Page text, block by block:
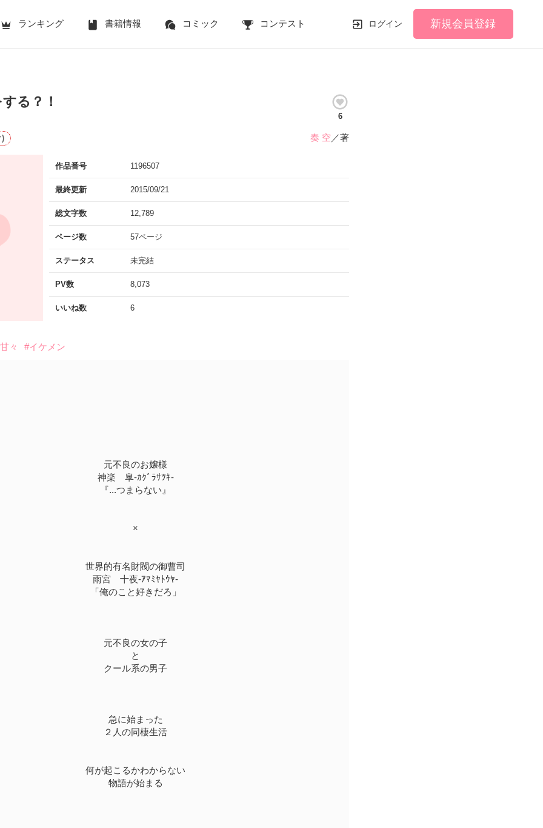
ランキング 書籍情報 コミック コンテスト ログイン 新規会員登録
る？！
6
) 奏 空 ／著
作品番号 1196507
最終更新 2015/09/21
総文字数 12,789
ページ数 57ページ
ステータス 未完結
PV数 8,073
いいね数 6
々 #イケメン
元不良のお嬢様
神楽 皐-ｶｸﾞﾗｻﾂｷ-
『...つまらない』
×
世界的有名財閥の御曹司
雨宮 十夜-ｱﾏﾐﾔﾄｳﾔ-
「俺のこと好きだろ」
元不良の女の子
と
クール系の男子
急に始まった
２人の同棲生活
何が起こるかわからない
物語が始まる